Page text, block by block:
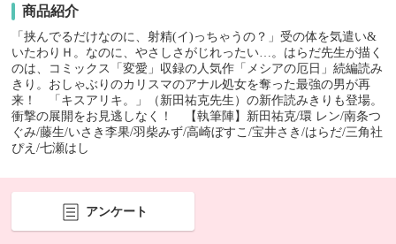
商品紹介
「挟んでるだけなのに、射精(イ)っちゃうの？」受の体を気遣い&
いたわりＨ。なのに、やさしさがじれったい…。はらだ先生が描く
のは、コミックス「変愛」収録の人気作「メシアの厄日」続編読み
きり。おしゃぶりのカリスマのアナル処女を奪った最強の男が再
来！ 「キスアリキ。」（新田祐克先生）の新作読みきりも登場。
衝撃の展開をお見逃しなく！ 【執筆陣】新田祐克/環 レン/南条つ
ぐみ/藤生/いさき李果/羽柴みず/高崎ぼすこ/宝井さき/はらだ/三角社
ぴえ/七瀬はし
アンケート